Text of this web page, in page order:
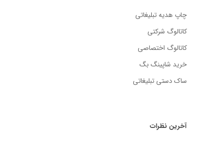
چاپ هدیه تبلیغاتی
کاتالوگ شرکتی
کاتالوگ اختصاصی
خرید شاپینگ بگ
ساک دستی تبلیغاتی
آخرین نظرات